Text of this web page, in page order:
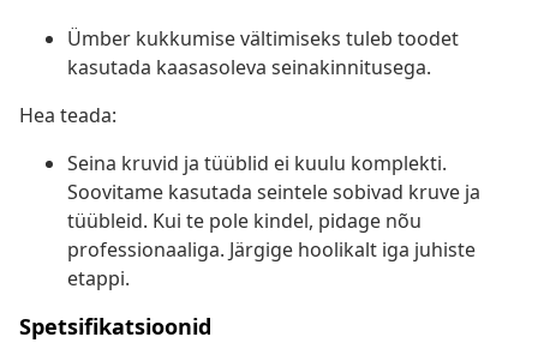
Ümber kukkumise vältimiseks tuleb toodet
kasutada kaasasoleva seinakinnitusega.
Hea teada:
Seina kruvid ja tüüblid ei kuulu komplekti.
Soovitame kasutada seintele sobivad kruve ja
tüübleid. Kui te pole kindel, pidage nõu
professionaaliga. Järgige hoolikalt iga juhiste
etappi.
Spetsifikatsioonid